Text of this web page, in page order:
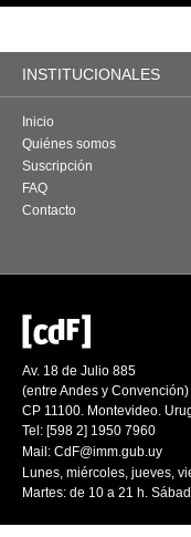
INSTITUCIONALES
Inicio
Quiénes somos
Suscripción
FAQ
Contacto
Av. 18 de Julio 885
(entre Andes y Convención)
CP 11100. Montevideo.
Tel: [598 2] 1950 7960
Mail: CdF@imm.gub.uy
Lunes, miércoles, jueves,
Martes: de 10 a 21 h.